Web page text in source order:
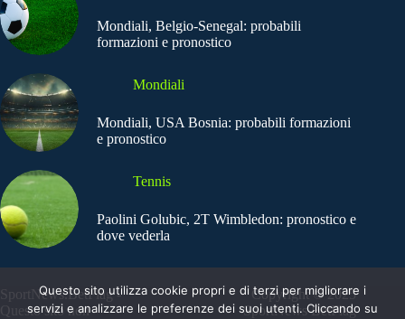
Mondiali, Belgio-Senegal: probabili
formazioni e pronostico
Mondiali
Mondiali, USA Bosnia: probabili formazioni
e pronostico
Tennis
Paolini Golubic, 2T Wimbledon: pronostico e
dove vederla
SportNews.BetFlag -
Questo sito non
Copyright © 2025
SportNews BetFlag
Questo sito utilizza cookie propri e di terzi per migliorare i
servizi e analizzare le preferenze dei suoi utenti. Cliccando su